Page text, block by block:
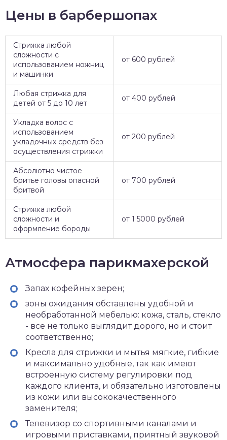
Цены в барбершопах
Стрижка любой
сложности с
использованием ножниц
и машинки
от 600 рублей
Любая стрижка для
детей от 5 до 10 лет
от 400 рублей
Укладка волос с
использованием
укладочных средств без
осуществления стрижки
от 200 рублей
Абсолютно чистое
бритье головы опасной
бритвой
от 700 рублей
Стрижка любой
сложности и
оформление бороды
от 1 5000 рублей
Атмосфера парикмахерской
Запах кофейных зерен;
зоны ожидания обставлены удобной и
необработанной мебелью: кожа, сталь, стекло
- все не только выглядит дорого, но и стоит
соответственно;
Кресла для стрижки и мытья мягкие, гибкие
и максимально удобные, так как имеют
встроенную систему регулировки под
каждого клиента, и обязательно изготовлены
из кожи или высококачественного
заменителя;
Телевизор со спортивными каналами и
игровыми приставками, приятный звуковой